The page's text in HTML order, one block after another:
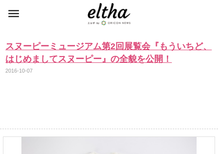
スヌーピーミュージアム第2回展覧会『もういちど、
はじめましてスヌーピー』の全貌を公開！
2016-10-07